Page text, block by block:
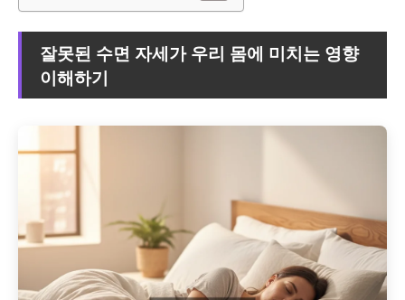
잘못된 수면 자세가 우리 몸에 미치는 영향
이해하기